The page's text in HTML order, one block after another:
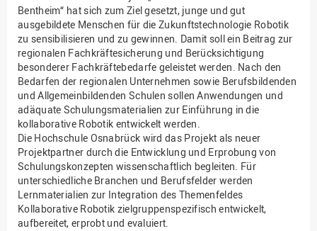
Bentheim“ hat sich zum Ziel gesetzt, junge und gut
ausgebildete Menschen für die Zukunftstechnologie Robotik
zu sensibilisieren und zu gewinnen. Damit soll ein Beitrag zur
regionalen Fachkräftesicherung und Berücksichtigung
besonderer Fachkräftebedarfe geleistet werden. Nach den
Bedarfen der regionalen Unternehmen sowie Berufsbildenden
und Allgemeinbildenden Schulen sollen Anwendungen und
adäquate Schulungsmaterialien zur Einführung in die
kollaborative Robotik entwickelt werden.
Die Hochschule Osnabrück wird das Projekt als neuer
Projektpartner durch die Entwicklung und Erprobung von
Schulungskonzepten wissenschaftlich begleiten. Für
unterschiedliche Branchen und Berufsfelder werden
Lernmaterialien zur Integration des Themenfeldes
Kollaborative Robotik zielgruppenspezifisch entwickelt,
aufbereitet, erprobt und evaluiert.